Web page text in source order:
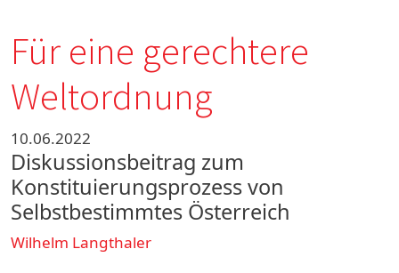
Für eine gerechtere
Weltordnung
10.06.2022
Diskussionsbeitrag zum
Konstituierungsprozess von
Selbstbestimmtes Österreich
Wilhelm Langthaler